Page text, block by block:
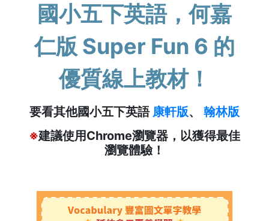
國小五下英語，何嘉
仁版 Super Fun 6 的
優質線上教材！
要看其他國小五下英語 康軒版、 翰林版
※建議使用Chrome瀏覽器，以獲得最佳
瀏覽體驗！